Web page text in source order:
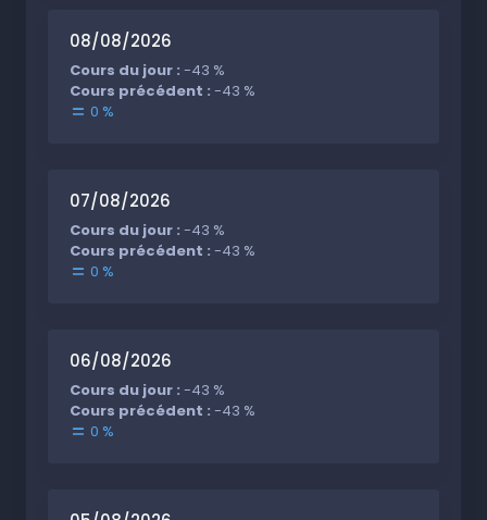
08/08/2026
Cours du jour : -43 %
Cours précédent : -43 %
0 %
07/08/2026
Cours du jour : -43 %
Cours précédent : -43 %
0 %
06/08/2026
Cours du jour : -43 %
Cours précédent : -43 %
0 %